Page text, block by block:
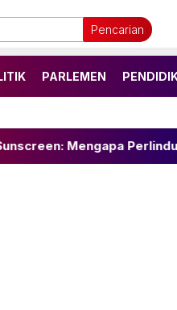
Pencarian
PARLEMEN
Perlindungan Kulit Anda